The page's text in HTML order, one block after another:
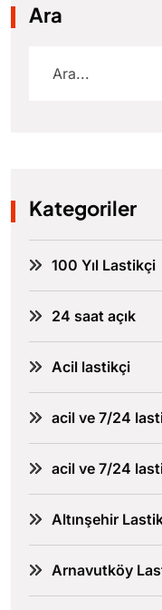
Ara
Kategoriler
100 Yıl Lastikçi
24 saat açık
Acil lastikçi
acil ve 7/24
acil ve 7/24
Altınşehir
Arnavutköy